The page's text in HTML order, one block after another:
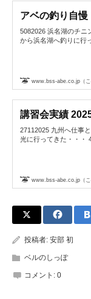
アベの釣り自慢
5082026 浜名湖のチニ
から浜名湖へ釣りに行
www.bss-abe.co.jp（こ
講習会実績
27112025 九州へ仕事
光に行ってきた・・・
www.bss-abe.co.jp（こ
投稿者: 安部 初
ベルのしっぽ
コメント: 0